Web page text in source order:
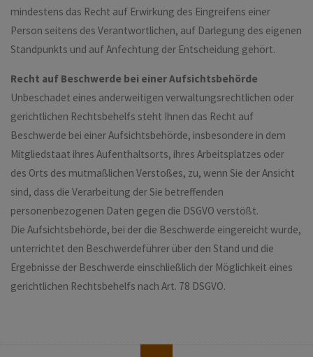
mindestens das Recht auf Erwirkung des Eingreifens einer
Person seitens des Verantwortlichen, auf Darlegung des eigenen
Standpunkts und auf Anfechtung der Entscheidung gehört.
Recht auf Beschwerde bei einer Aufsichtsbehörde
Unbeschadet eines anderweitigen verwaltungsrechtlichen oder
gerichtlichen Rechtsbehelfs steht Ihnen das Recht auf
Beschwerde bei einer Aufsichtsbehörde, insbesondere in dem
Mitgliedstaat ihres Aufenthaltsorts, ihres Arbeitsplatzes oder
des Orts des mutmaßlichen Verstoßes, zu, wenn Sie der Ansicht
sind, dass die Verarbeitung der Sie betreffenden
personenbezogenen Daten gegen die DSGVO verstößt.
Die Aufsichtsbehörde, bei der die Beschwerde eingereicht wurde,
unterrichtet den Beschwerdeführer über den Stand und die
Ergebnisse der Beschwerde einschließlich der Möglichkeit eines
gerichtlichen Rechtsbehelfs nach Art. 78 DSGVO.